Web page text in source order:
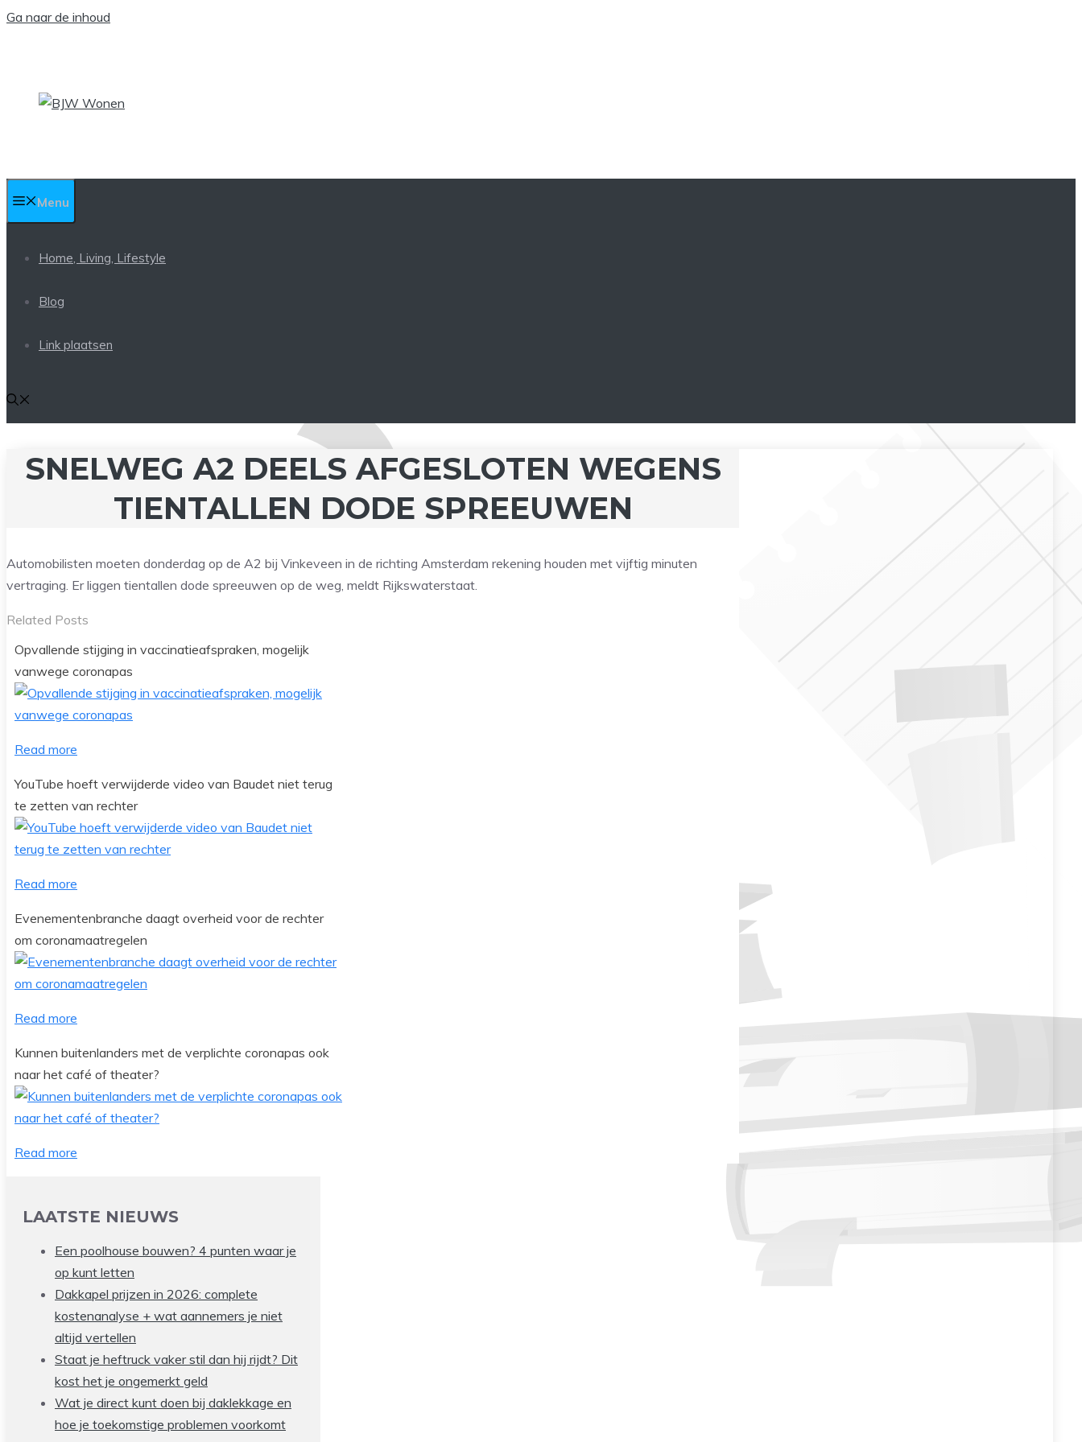
Ga naar de inhoud
Menu
Home, Living, Lifestyle
Blog
Link plaatsen
SNELWEG A2 DEELS AFGESLOTEN WEGENS
TIENTALLEN DODE SPREEUWEN
Automobilisten moeten donderdag op de A2 bij Vinkeveen in de richting Amsterdam rekening houden met vijftig minuten
vertraging. Er liggen tientallen dode spreeuwen op de weg, meldt Rijkswaterstaat.
Related Posts
Opvallende stijging in vaccinatieafspraken, mogelijk
vanwege coronapas
Read more
YouTube hoeft verwijderde video van Baudet niet terug
te zetten van rechter
Read more
Evenementenbranche daagt overheid voor de rechter
om coronamaatregelen
Read more
Kunnen buitenlanders met de verplichte coronapas ook
naar het café of theater?
Read more
LAATSTE NIEUWS
Een poolhouse bouwen? 4 punten waar je
op kunt letten
Dakkapel prijzen in 2026: complete
kostenanalyse + wat aannemers je niet
altijd vertellen
Staat je heftruck vaker stil dan hij rijdt? Dit
kost het je ongemerkt geld
Wat je direct kunt doen bij daklekkage en
hoe je toekomstige problemen voorkomt